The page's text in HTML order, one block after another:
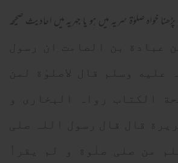
پڑھنا خواہ صلوٰۃ سریہ میں ہو یا جہریہ میں احادیث صحیحہ
عبادة بن الصامت ان رسول
علیه وسلم قال لاصلوٰة لمن
الکتاب رواہ البخاری و
قال قال رسول اللہ صلی
من صلی صلٰوة و لم یقرأ